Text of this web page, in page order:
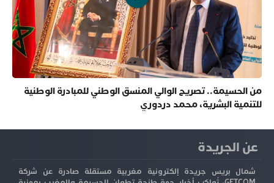
من الحسيمة.. تصريح الوالي المنسق الوطني للمبادرة الوطنية
للتنمية البشرية، محمد دردوري
عن الجريدة
شمال بريس جريدة إلكترونية مغربية مستقلة صادرة عن شركة